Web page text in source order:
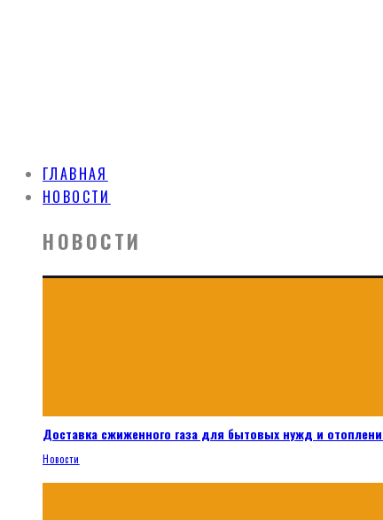
ГЛАВНАЯ
НОВОСТИ
НОВОСТИ
Доставка сжиженного газа для бытовых нужд и
Новости